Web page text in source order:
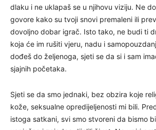
dlaku i ne uklapaš se u njihovu viziju. Ne
govore kako su tvoji snovi premaleni ili
dovoljno dobar igrač. Isto tako, ne budi ti
koja će im rušiti vjeru, nadu i
dođeš do željenoga, sjeti se da si i sam
sjajnih početaka.
Sjeti se da smo jednaki, bez obzira koje
kože, seksualne opredijeljenosti mi bili.
istoga satkani, svi smo stvoreni da bismo